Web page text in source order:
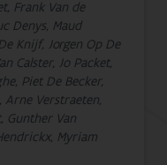
Frank Van de
Denys, Maud
Knijf, Jorgen Op De
Calster, Jo Packet,
Piet De Becker,
Arne Verstraeten,
Gunther Van
Myriam